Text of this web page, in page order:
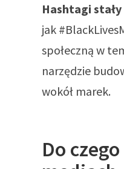
Hashtagi
jak
społeczną w
narzędzie
wokół marek.
Do